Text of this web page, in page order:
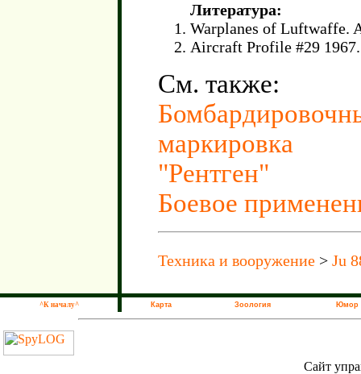
Литература:
Warplanes of Luftwaffe.
Aircraft Profile #29 1967.
См. также:
маркировка
"Рентген"
Боевое
Техника и вооружение > Ju
^К началу^ Карта Зоология Юмор
Сайт